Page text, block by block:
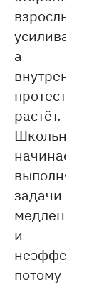
взрослых
усиливается,
а
внутренний
протест
растёт.
Школьник
начинает
выполнять
задачи
медленно
и
неэффективно,
потому